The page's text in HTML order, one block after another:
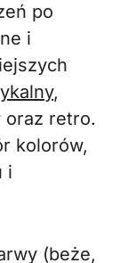
po
i
,
oraz retro.
kolorów,
i
(beże,